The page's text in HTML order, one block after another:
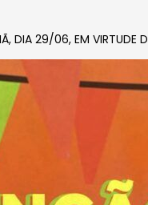
29/06, EM VIRTUDE